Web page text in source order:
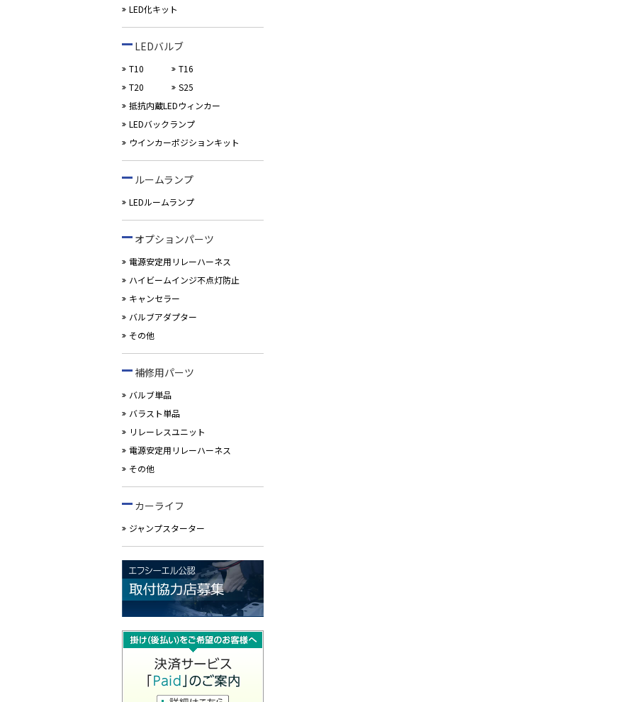
LED化キット
LEDバルブ
T10
T16
T20
S25
抵抗内蔵LEDウィンカー
LEDバックランプ
ウインカーポジションキット
ルームランプ
LEDルームランプ
オプションパーツ
電源安定用リレーハーネス
ハイビームインジ不点灯防止
キャンセラー
バルブアダプター
その他
補修用パーツ
バルブ単品
バラスト単品
リレーレスユニット
電源安定用リレーハーネス
その他
カーライフ
ジャンプスターター